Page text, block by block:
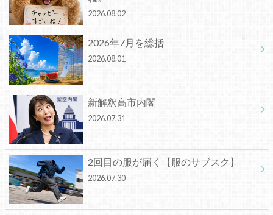
2026.08.02
2026年7月を総括
2026.08.01
新解釈高市内閣
2026.07.31
2回目の服が届く【服のサブスク】
2026.07.30